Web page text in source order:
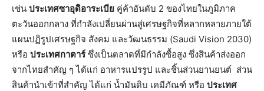
เช่น ประเทศซาอุดิอาระเบีย คู่ค้าอันดับ 2 ของไทยในภูมิภาค
ตะวันออกกลาง ที่กำลังเปลี่ยนผ่านสู่เศรษฐกิจที่หลากหลายภายใต้
แผนปฏิรูปเศรษฐกิจ สังคม และวัฒนธรรม (Saudi Vision 2030)
หรือ ประเทศกาตาร์ซึ่งเป็นตลาดที่มีกำลังซื้อสูง ซึ่งสินค้าส่งออก
จากไทยสำคัญ ๆ ได้แก่ อาหารแปรรูป และชิ้นส่วนยานยนต์ ส่วน
สินค้านำเข้าที่สำคัญ ได้แก่ น้ำมันดิบ เคมีภัณฑ์ หรือ ประเทศ